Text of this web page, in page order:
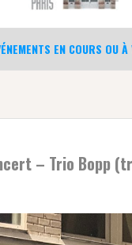
EN COURS OU
– Trio Bopp